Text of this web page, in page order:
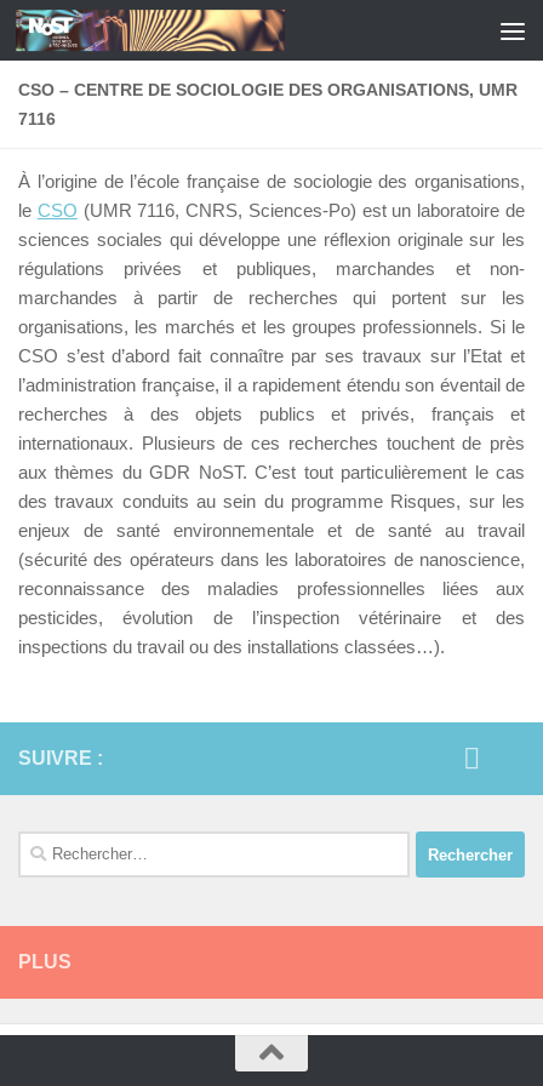
Skip to content
CSO – CENTRE DE SOCIOLOGIE DES ORGANISATIONS, UMR
7116
À l’origine de l’école française de sociologie des organisations,
le CSO (UMR 7116, CNRS, Sciences-Po) est un laboratoire de
sciences sociales qui développe une réflexion originale sur les
régulations privées et publiques, marchandes et non-
marchandes à partir de recherches qui portent sur les
organisations, les marchés et les groupes professionnels. Si le
CSO s’est d’abord fait connaître par ses travaux sur l’Etat et
l’administration française, il a rapidement étendu son éventail de
recherches à des objets publics et privés, français et
internationaux. Plusieurs de ces recherches touchent de près
aux thèmes du GDR NoST. C’est tout particulièrement le cas
des travaux conduits au sein du programme Risques, sur les
enjeux de santé environnementale et de santé au travail
(sécurité des opérateurs dans les laboratoires de nanoscience,
reconnaissance des maladies professionnelles liées aux
pesticides, évolution de l’inspection vétérinaire et des
inspections du travail ou des installations classées…).
SUIVRE :
Rechercher :
PLUS